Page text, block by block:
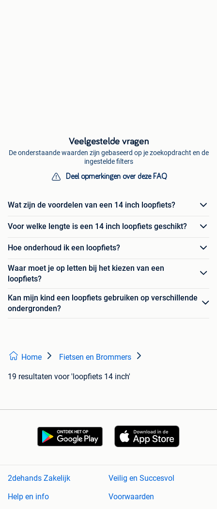
Veelgestelde vragen
De onderstaande waarden zijn gebaseerd op je zoekopdracht en de
ingestelde filters
Deel opmerkingen over deze FAQ
Wat zijn de voordelen van een 14 inch loopfiets?
Voor welke lengte is een 14 inch loopfiets geschikt?
Hoe onderhoud ik een loopfiets?
Waar moet je op letten bij het kiezen van een
loopfiets?
Kan mijn kind een loopfiets gebruiken op verschillende
ondergronden?
Home Fietsen en Brommers
19 resultaten voor 'loopfiets 14 inch'
2dehands Zakelijk
Veilig en Succesvol
Help en info
Voorwaarden